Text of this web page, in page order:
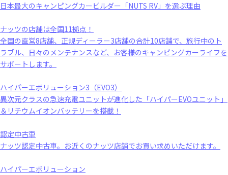
日本最大のキャンピングカービルダー「NUTS RV」を選ぶ理由
ナッツの店舗は全国11拠点！
全国の直営8店舗、正規ディーラー3店舗の合計10店舗で、旅行中のト
ラブル、日々のメンテナンスなど、お客様のキャンピングカーライフを
サポートします。
ハイパーエボリューション3（EVO3）
異次元クラスの急速充電ユニットが進化した「ハイパーEVOユニット」
＆リチウムイオンバッテリーを搭載！
認定中古車
ナッツ認定中古車。お近くのナッツ店舗でお買い求めいただけます。
ハイパーエボリューション